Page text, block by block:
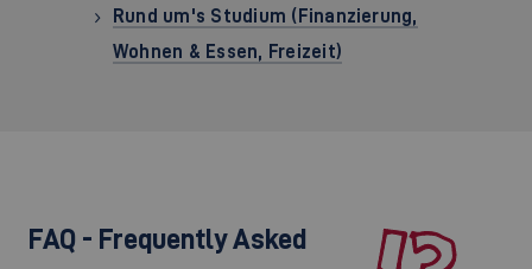
Rund um's Studium (Finanzierung,
Wohnen & Essen, Freizeit)
FAQ - Frequently Asked